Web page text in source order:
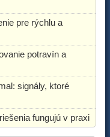
pre rýchlu a
potravín a
signály, ktoré
fungujú v praxi